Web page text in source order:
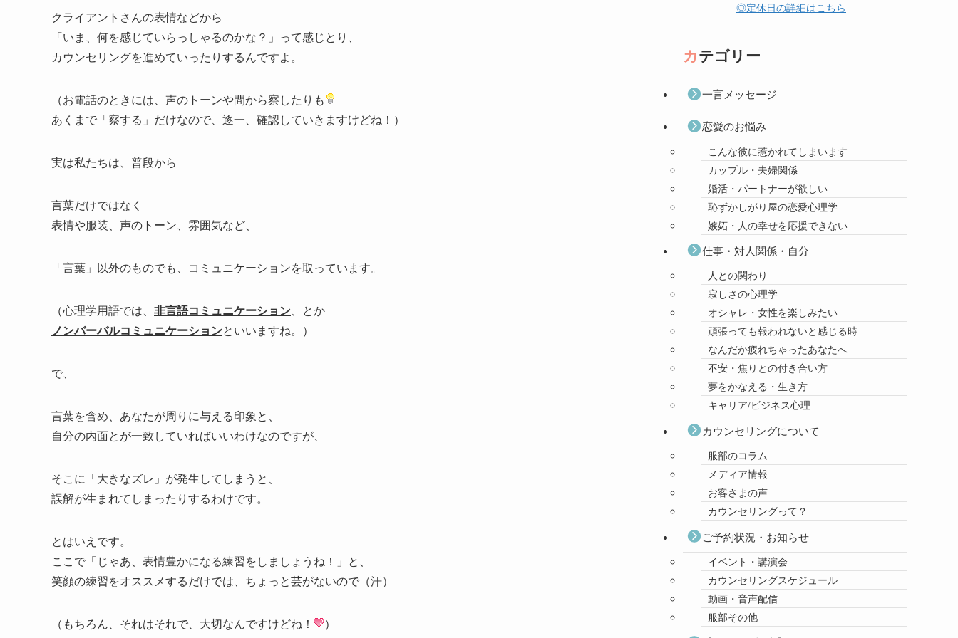
クライアントさんの表情などから
「いま、何を感じていらっしゃるのかな？」って感じとり、
カウンセリングを進めていったりするんですよ。
（お電話のときには、声のトーンや間から察したりも
あくまで「察する」だけなので、逐一、確認していきますけどね！）
実は私たちは、普段から
言葉だけではなく
表情や服装、声のトーン、雰囲気など、
「言葉」以外のものでも、コミュニケーションを取っています。
（心理学用語では、 非言語コミュニケーション、とか
ノンバーバルコミュニケーションといいますね。）
で、
言葉を含め、あなたが周りに与える印象と、
自分の内面とが一致していればいいわけなのですが、
そこに「大きなズレ」が発生してしまうと、
誤解が生まれてしまったりするわけです。
とはいえです。
ここで「じゃあ、表情豊かになる練習をしましょうね！」と、
笑顔の練習をオススメするだけでは、ちょっと芸がないので（汗）
（もちろん、それはそれで、大切なんですけどね！ ）
◎定休日の詳細はこちら
カテゴリー
一言メッセージ
恋愛のお悩み
こんな彼に惹かれてしまいます
カップル・夫婦関係
婚活・パートナーが欲しい
恥ずかしがり屋の恋愛心理学
嫉妬・人の幸せを応援できない
仕事・対人関係・自分
人との関わり
寂しさの心理学
オシャレ・女性を楽しみたい
頑張っても報われないと感じる時
なんだか疲れちゃったあなたへ
不安・焦りとの付き合い方
夢をかなえる・生き方
キャリア/ビジネス心理
カウンセリングについて
服部のコラム
メディア情報
お客さまの声
カウンセリングって？
ご予約状況・お知らせ
イベント・講演会
カウンセリングスケジュール
動画・音声配信
服部その他